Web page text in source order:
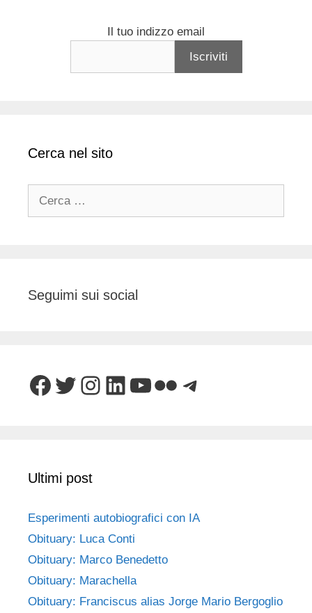
Il tuo indizzo email
Cerca nel sito
Seguimi sui social
Facebook
Twitter
Instagram
LinkedIn
YouTube
FlickrTelegram
Ultimi post
Esperimenti autobiografici con IA
Obituary: Luca Conti
Obituary: Marco Benedetto
Obituary: Marachella
Obituary: Franciscus alias Jorge Mario Bergoglio